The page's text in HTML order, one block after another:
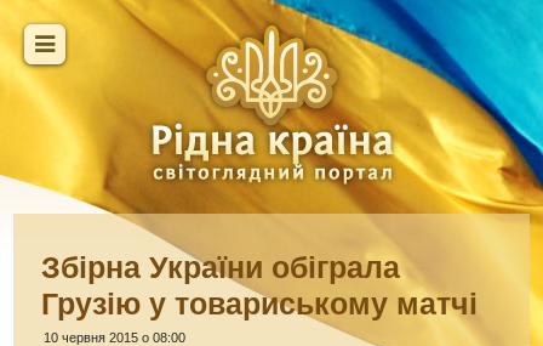
Збірна України обіграла
Грузію у товариському матчі
10 червня 2015 о 08:00